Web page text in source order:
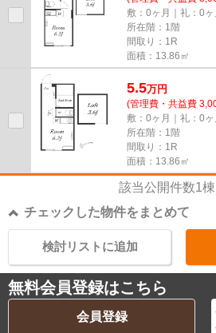
敷：0ヶ月｜礼：0ヶ
所在階：1階
間取り：1R
面積：13.86㎡
5.5万円
(管理費・共益費
敷：0ヶ月｜礼：0ヶ
所在階：1階
間取り：1R
面積：13.86㎡
該当公開件数1
チェックした物件をまとめて
検討リストに追加
無料会員登録はこちら
会員登録